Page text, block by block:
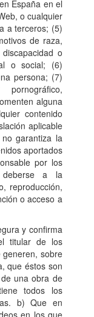
España en el
o cualquier
a terceros; (5)
de raza,
o
o social; (6)
persona; (7)
alguna
contenido
aplicable
garantiza la
aportados
por los
a la
reproducción,
o acceso a
y confirma
titular de los
sobre
que éstos son
una obra de
todos los
b) Que en
en los que